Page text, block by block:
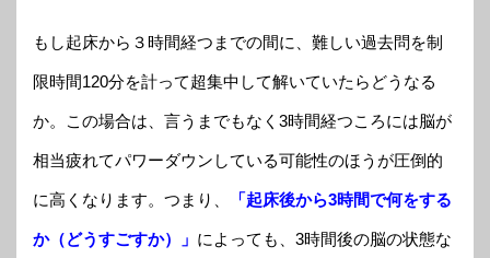
もし起床から３時間経つまでの間に、難しい過去問を制
限時間120分を計って超集中して解いていたらどうなる
か。この場合は、言うまでもなく3時間経つころには脳が
相当疲れてパワーダウンしている可能性のほうが圧倒的
に高くなります。つまり、 「起床後から3時間で何をする
か（どうすごすか）」 によっても、3時間後の脳の状態な